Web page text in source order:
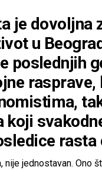
je dovoljna
u
poslednjih
rasprave,
koji
rasta
nije jednostavan. Ono